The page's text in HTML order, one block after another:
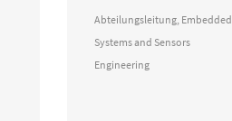
Abteilungsleitung, Embedded
Systems and Sensors
Engineering